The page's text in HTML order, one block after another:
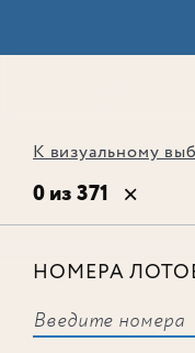
К визуальному
0 из 371
НОМЕРА